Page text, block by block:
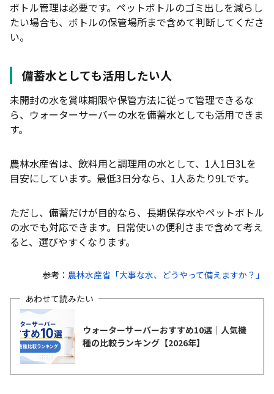
ボトル管理は必要です。ペットボトルのゴミ出しを減らし
たい場合も、ボトルの保管場所まで含めて判断してくださ
い。
備蓄水としても活用したい人
未開封の水を賞味期限や保管方法に従って管理できるな
ら、ウォーターサーバーの水を備蓄水としても活用できま
す。
農林水産省は、飲料用と調理用の水として、1人1日3Lを
目安にしています。最低3日分なら、1人あたり9Lです。
ただし、備蓄だけが目的なら、長期保存水やペットボトル
の水でも対応できます。日常使いの便利さまで含めて考え
ると、選びやすくなります。
参考： 農林水産省「大事な水、どうやって備えますか？」
ウォーターサーバーおすすめ10選｜人気機
種の比較ランキング【2026年】